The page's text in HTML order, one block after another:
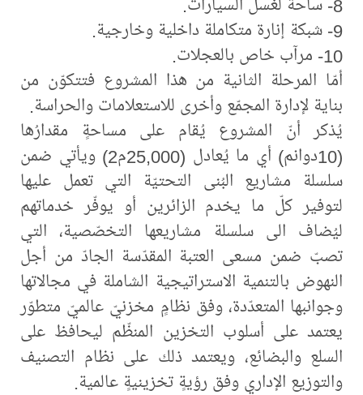
9- شبكة إنارة متكاملة داخلية وخارجية.
10- مرآب خاص بالعجلات.
أمّا المرحلة الثانية من هذا المشروع فتتكوّن من
بناية لإدارة المجمّع وأخرى للاستعلامات والحراسة.
يُذكر أنّ المشروع يُقام على مساحةٍ مقدارُها
(10دوانم) أي ما يُعادل (25,000م2) ويأتي ضمن
سلسلة مشاريع البُنى التحتيّة التي تعمل عليها
لتوفير كلّ ما يخدم الزائرين أو يوفّر خدماتهم
ليُضاف الى سلسلة مشاريعها التخصّصية، التي
تصبّ ضمن مسعى العتبة المقدّسة الجادّ من أجل
النهوض بالتنمية الاستراتيجية الشاملة في مجالاتها
وجوانبها المتعدّدة، وفق نظامٍ مخزنيّ عالميّ متطوّر
يعتمد على أسلوب التخزين المنظّم ليحافظ على
السلع والبضائع، ويعتمد ذلك على نظام التصنيف
والتوزيع الإداري وفق رؤيةٍ تخزينيةٍ عالمية.